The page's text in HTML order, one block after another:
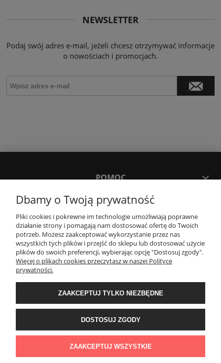
NEWSLETTER
Podaj swój adres e-mail, jeżeli chcesz otrzymywać informacje
o nowościach i promocjach.
POMOC
MOJE KONTO
PŁATNOŚCI I DOSTAWA
KONTAKT
Wyposażenie łazienek Łazienki.eco | Pawła 23, 41-708 Ruda Śląska | E-mail:
sklep@lazienki.eco | Tel.: 600 012 164 lub 600 012 159 | TGS Przemysław
Stoń | NIP: 6312213594 | REGON: 276403698
Dbamy o Twoją prywatność
Pliki cookies i pokrewne im technologie umożliwiają poprawne
działanie strony i pomagają nam dostosować ofertę do Twoich
potrzeb. Możesz zaakceptować wykorzystanie przez nas
wszystkich tych plików i przejść do sklepu lub dostosować użycie
plików do swoich preferencji, wybierając opcję "Dostosuj zgody".
Więcej o plikach cookies przeczytasz w naszej Polityce
prywatności.
ZAAKCEPTUJ TYLKO NIEZBĘDNE
DOSTOSUJ ZGODY
ZAAKCEPTUJ WSZYSTKIE